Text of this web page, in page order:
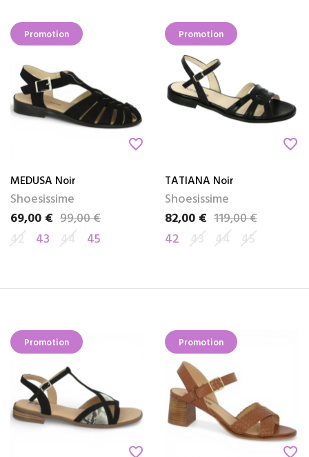
Promotion
favorite_border
MEDUSA Noir
Shoesissime
Prix
69,00 €
Prix de base99,00 €
42
43 44 45
Promotion
favorite_border
TATIANA Noir
Shoesissime
Prix
82,00 €
Prix de base119,00 €
42 43 44 45
Promotion
favorite_border
Promotion
favorite_border